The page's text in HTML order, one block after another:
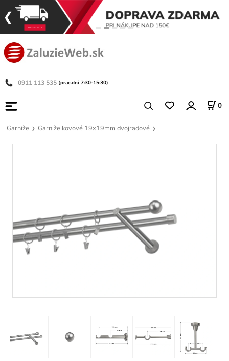
0911 113 535 (prac.dni 7:30-15:30)
0
Garniže Garniže kovové 19x19mm dvojradové